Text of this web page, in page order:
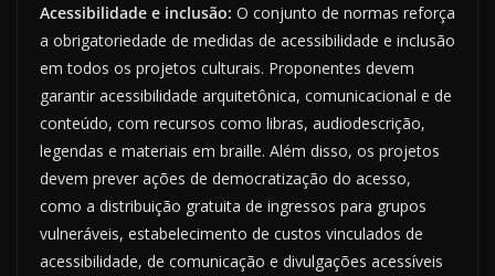
Acessibilidade e inclusão: O conjunto de normas reforça
a obrigatoriedade de medidas de acessibilidade e inclusão
em todos os projetos culturais. Proponentes devem
garantir acessibilidade arquitetônica, comunicacional e de
conteúdo, com recursos como libras, audiodescrição,
legendas e materiais em braille. Além disso, os projetos
devem prever ações de democratização do acesso,
como a distribuição gratuita de ingressos para grupos
vulneráveis, estabelecimento de custos vinculados de
acessibilidade, de comunicação e divulgações acessíveis